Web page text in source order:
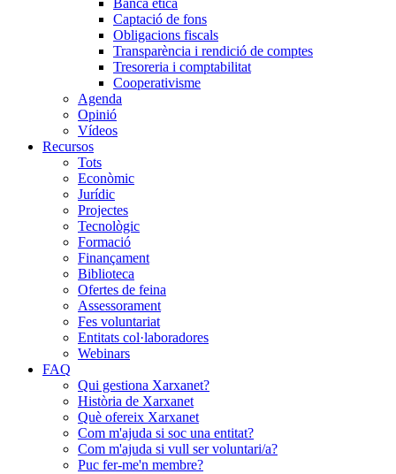
Banca ètica
Captació de fons
Obligacions fiscals
Transparència i rendició de comptes
Tresoreria i comptabilitat
Cooperativisme
Agenda
Opinió
Vídeos
Recursos
Tots
Econòmic
Jurídic
Projectes
Tecnològic
Formació
Finançament
Biblioteca
Ofertes de feina
Assessorament
Fes voluntariat
Entitats col·laboradores
Webinars
FAQ
Qui gestiona Xarxanet?
Història de Xarxanet
Què ofereix Xarxanet
Com m'ajuda si soc una entitat?
Com m'ajuda si vull ser voluntari/a?
Puc fer-me'n membre?